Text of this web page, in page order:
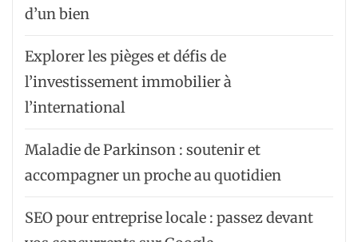
d’un bien
Explorer les pièges et défis de
l’investissement immobilier à
l’international
Maladie de Parkinson : soutenir et
accompagner un proche au quotidien
SEO pour entreprise locale : passez devant